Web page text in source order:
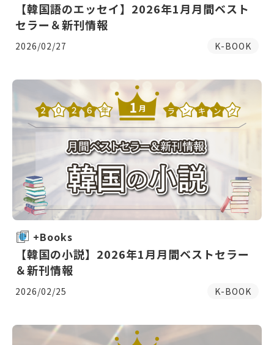
【韓国語のエッセイ】2026年1月月間ベスト
セラー＆新刊情報
2026/02/27 K-BOOK
+Books
【韓国の小説】2026年1月月間ベストセラー
＆新刊情報
2026/02/25 K-BOOK